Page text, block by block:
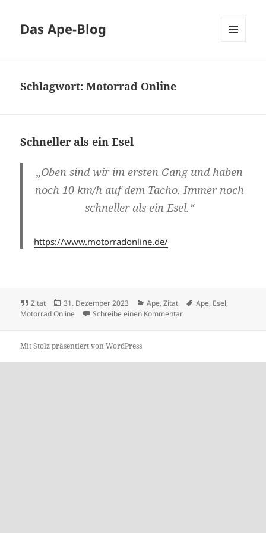
Das Ape-Blog
Schlagwort:Motorrad Online
Schneller als ein Esel
„Oben sind wir im ersten Gang und haben
noch 10 km/h auf dem Tacho. Immer noch
schneller als ein Esel.“
https://www.motorradonline.de/
Format
Zitat
Veröffentlicht
am
31. Dezember 2023 Kategorien
Ape,Zitat Schlagwörter
Ape, Esel,
Motorrad Online
Schreibe einen Kommentarzu Schneller als ein Esel
Mit Stolz präsentiert von WordPress